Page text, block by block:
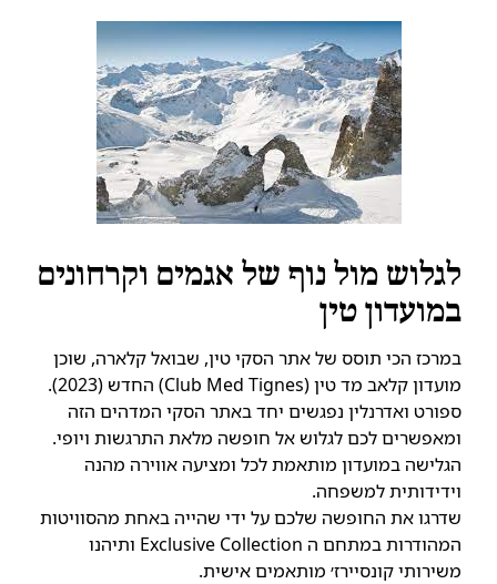
לגלוש מול נוף של אגמים וקרחונים
במועדון טין
במרכז הכי תוסס של אתר הסקי טין, שבואל קלארה, שוכן
מועדון קלאב מד טין (Club Med Tignes) החדש (2023).
ספורט ואדרנלין נפגשים יחד באתר הסקי המדהים הזה
ומאפשרים לכם לגלוש אל חופשה מלאת התרגשות ויופי.
הגלישה במועדון מותאמת לכל ומציעה אווירה מהנה
וידידותית למשפחה.
שדרגו את החופשה שלכם על ידי שהייה באחת מהסוויטות
המהודרות במתחם ה Exclusive Collection ותיהנו
משירותי קונסיירז׳ מותאמים אישית.